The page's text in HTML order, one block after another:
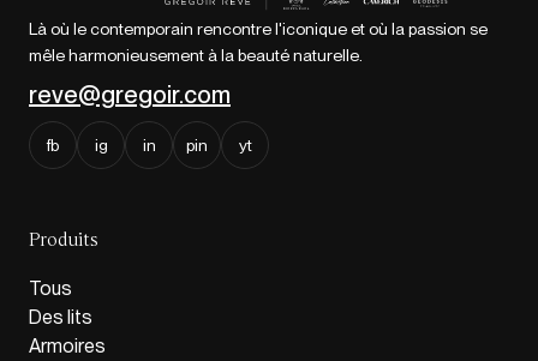
Là où le contemporain rencontre l'iconique et où la passion se
mêle harmonieusement à la beauté naturelle.
reve@gregoir.com
fb ig in pin yt
Produits
Tous
Des lits
Armoires